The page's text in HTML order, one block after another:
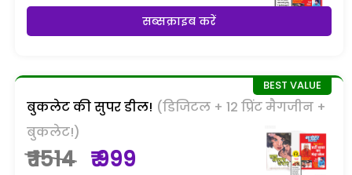
सब्सक्राइब करें
बुकलेट की सुपर डील! (डिजिटल + 12 प्रिंट मैगजीन +
बुकलेट!)
₹ 1514 ₹ 999